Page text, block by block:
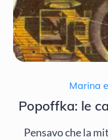
Marina
Popoffka: le
Pensavo che la